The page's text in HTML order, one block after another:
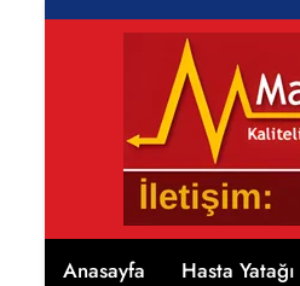
Anasayfa Hasta